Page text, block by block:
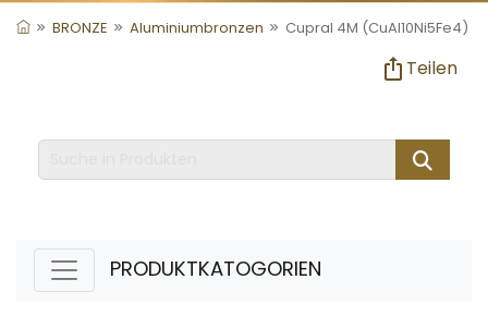
BRONZE Aluminiumbronzen Cupral 4M (CuAl10Ni5Fe4)
Teilen
PRODUKTKATOGORIEN